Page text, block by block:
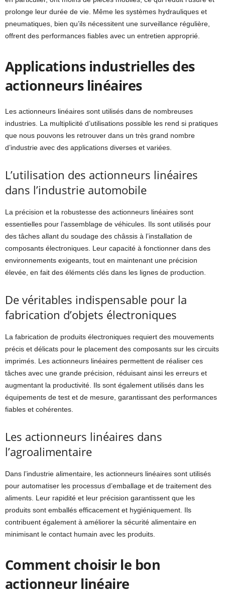
prolonge leur durée de vie. Même les systèmes hydrauliques et
pneumatiques, bien qu’ils nécessitent une surveillance régulière,
offrent des performances fiables avec un entretien approprié.
Applications industrielles des
actionneurs linéaires
Les actionneurs linéaires sont utilisés dans de nombreuses
industries. La multiplicité d’utilisations possible les rend si pratiques
que nous pouvons les retrouver dans un très grand nombre
d’industrie avec des applications diverses et variées.
L’utilisation des actionneurs linéaires
dans l’industrie automobile
La précision et la robustesse des actionneurs linéaires sont
essentielles pour l’assemblage de véhicules. Ils sont utilisés pour
des tâches allant du soudage des châssis à l’installation de
composants électroniques. Leur capacité à fonctionner dans des
environnements exigeants, tout en maintenant une précision
élevée, en fait des éléments clés dans les lignes de production.
De véritables indispensable pour la
fabrication d’objets électroniques
La fabrication de produits électroniques requiert des mouvements
précis et délicats pour le placement des composants sur les circuits
imprimés. Les actionneurs linéaires permettent de réaliser ces
tâches avec une grande précision, réduisant ainsi les erreurs et
augmentant la productivité. Ils sont également utilisés dans les
équipements de test et de mesure, garantissant des performances
fiables et cohérentes.
Les actionneurs linéaires dans
l’agroalimentaire
Dans l’industrie alimentaire, les actionneurs linéaires sont utilisés
pour automatiser les processus d’emballage et de traitement des
aliments. Leur rapidité et leur précision garantissent que les
produits sont emballés efficacement et hygiéniquement. Ils
contribuent également à améliorer la sécurité alimentaire en
minimisant le contact humain avec les produits.
Comment choisir le bon
actionneur linéaire